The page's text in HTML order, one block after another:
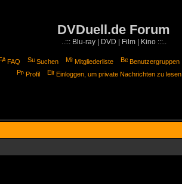
DVDuell.de Forum
..::: Blu-ray | DVD | Film | Kino :::..
FAQ Suchen Mitgliederliste Benutzergruppen
Profil
Einloggen, um private Nachrichten zu lesen